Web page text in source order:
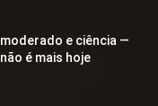
e ciência —
é mais hoje